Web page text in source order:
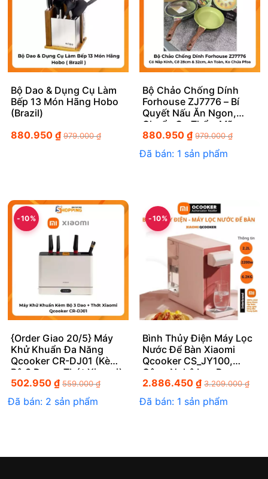
Bộ Dao & Dụng Cụ Làm
Bếp 13 Món Hãng Hobo
(Brazil)
880.950 ₫ 979.000₫
Bộ Chảo Chống Dính
Forhouse ZJ7776 – Bí
Quyết Nấu Ăn Ngon,
Chuẩn Gu Thẩm Mỹ
880.950₫ 979.000₫
Đã bán: 1 sản phẩm
-10%
{Order Giao 20/5} Máy
Khử Khuẩn Đa Năng
Qcooker CR-DJ01 (Kèm
Bộ 3 Dao + Thớt Xiaomi)
502.950 ₫ 559.000₫
Đã bán: 2 sản phẩm
-10%
Bình Thủy Điện Máy Lọc
Nước Để Bàn Xiaomi
Qcooker CS_JY100,
Công Nghệ Lọc Ro
2.886.450₫ 3.209.000₫
Đã bán: 1 sản phẩm